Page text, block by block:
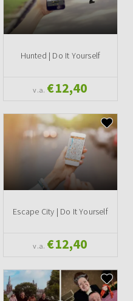
Hunted | Do It Yourself
v.a. €12,40
Escape City | Do It Yourself
v.a. €12,40